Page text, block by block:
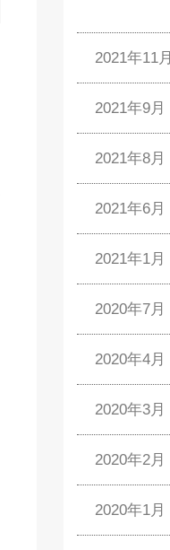
2021年11月
2021年9月
2021年8月
2021年6月
2021年1月
2020年7月
2020年4月
2020年3月
2020年2月
2020年1月